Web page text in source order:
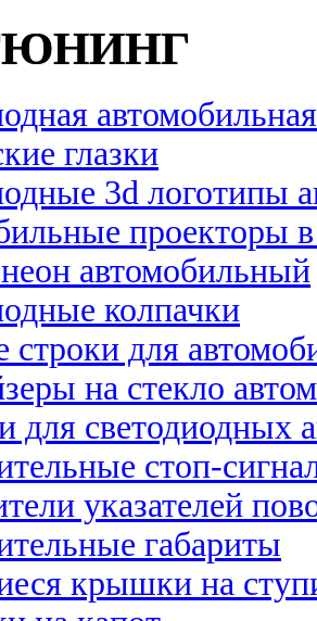
глазки
3d логотипы
проекторы
автомобильный
колпачки
строки для
на стекло
для светодиодных
стоп-
указателей
габариты
крышки на